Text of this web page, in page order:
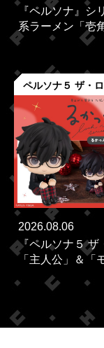
『ペルソナ』シ
系ラーメン「壱
ペルソナ５ ザ・
2026.08.06
『ペルソナ５ ザ
「主人公」＆「